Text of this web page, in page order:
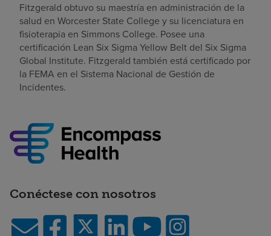
Fitzgerald obtuvo su maestría en administración de la
salud en Worcester State College y su licenciatura en
fisioterapia en Simmons College. Posee una
certificación Lean Six Sigma Yellow Belt del Six Sigma
Global Institute. Fitzgerald también está certificado por
la FEMA en el Sistema Nacional de Gestión de
Incidentes.
Conéctese con nosotros